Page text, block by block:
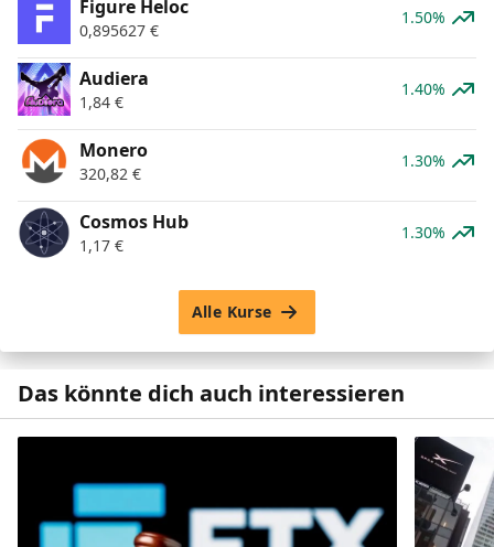
Figure Heloc
0,895627 €
1.50%
Audiera
1,84 €
1.40%
Monero
320,82 €
1.30%
Cosmos Hub
1,17 €
1.30%
Alle Kurse
Das könnte dich auch interessieren